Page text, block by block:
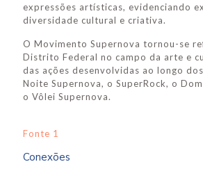
expressões artísticas, evidenciando
diversidade cultural e criativa.
O Movimento Supernova tornou-se
Distrito Federal no campo da arte e
das ações desenvolvidas ao longo
Noite Supernova, o SuperRock, o
o Vôlei Supernova.
Fonte 1
Conexões